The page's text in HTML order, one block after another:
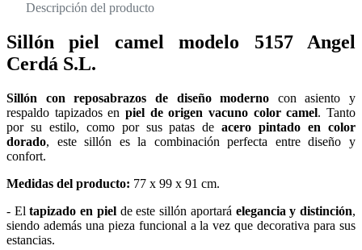
Descripción del producto
Sillón piel camel modelo 5157 Angel
Cerdá S.L.
Sillón con reposabrazos de diseño moderno con asiento y
respaldo tapizados en piel de origen vacuno color camel. Tanto
por su estilo, como por sus patas deacero pintado en color
dorado, este sillón es la combinación perfecta entre diseño y
confort.
Medidas del producto: 77 x 99 x 91 cm.
- Eltapizado en pielde este sillón aportará elegancia y distinción,
siendo además una pieza funcional a la vez que decorativa para sus
estancias.